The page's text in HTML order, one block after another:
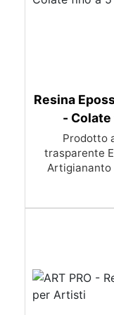
Resina
- Colate
Prodotto
trasparente
Artigiananto
perfetta per
Applicazioni
monete,
spessore